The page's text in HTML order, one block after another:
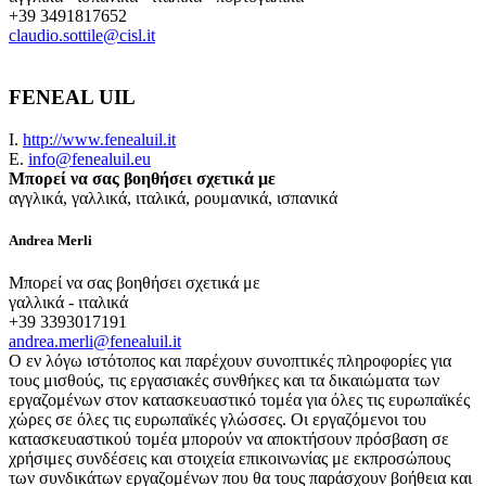
+39 3491817652
claudio.sottile@cisl.it
FENEAL UIL
Ι. http://www.fenealuil.it
E. info@fenealuil.eu
Μπορεί να σας βοηθήσει σχετικά με
αγγλικά, γαλλικά, ιταλικά, ρουμανικά, ισπανικά
Andrea Merli
Μπορεί να σας βοηθήσει σχετικά με
γαλλικά - ιταλικά
+39 3393017191
andrea.merli@fenealuil.it
Ο εν λόγω ιστότοπος και παρέχουν συνοπτικές πληροφορίες για
τους μισθούς, τις εργασιακές συνθήκες και τα δικαιώματα των
εργαζομένων στον κατασκευαστικό τομέα για όλες τις ευρωπαϊκές
χώρες σε όλες τις ευρωπαϊκές γλώσσες. Οι εργαζόμενοι του
κατασκευαστικού τομέα μπορούν να αποκτήσουν πρόσβαση σε
χρήσιμες συνδέσεις και στοιχεία επικοινωνίας με εκπροσώπους
των συνδικάτων εργαζομένων που θα τους παράσχουν βοήθεια και